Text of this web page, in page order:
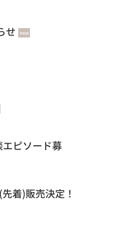
せ new
エピソード募
着)販売決定！